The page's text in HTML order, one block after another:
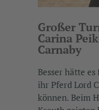
Großer
Carina
Carnaby
Besser hätte
ihr Pferd Lord
können. Beim